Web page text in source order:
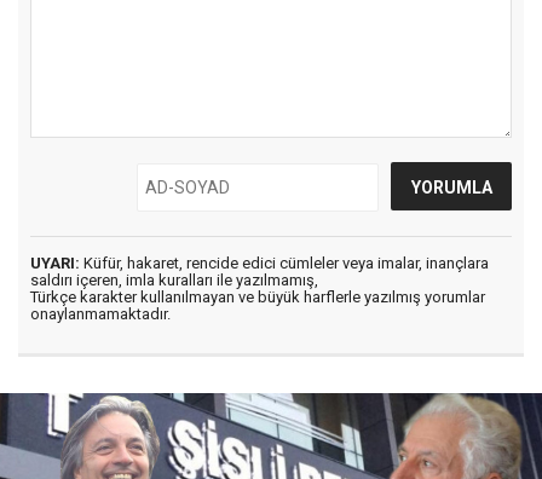
UYARI: Küfür, hakaret, rencide edici cümleler veya imalar, inançlara
saldırı içeren, imla kuralları ile yazılmamış,
Türkçe karakter kullanılmayan ve büyük harflerle yazılmış yorumlar
onaylanmamaktadır.